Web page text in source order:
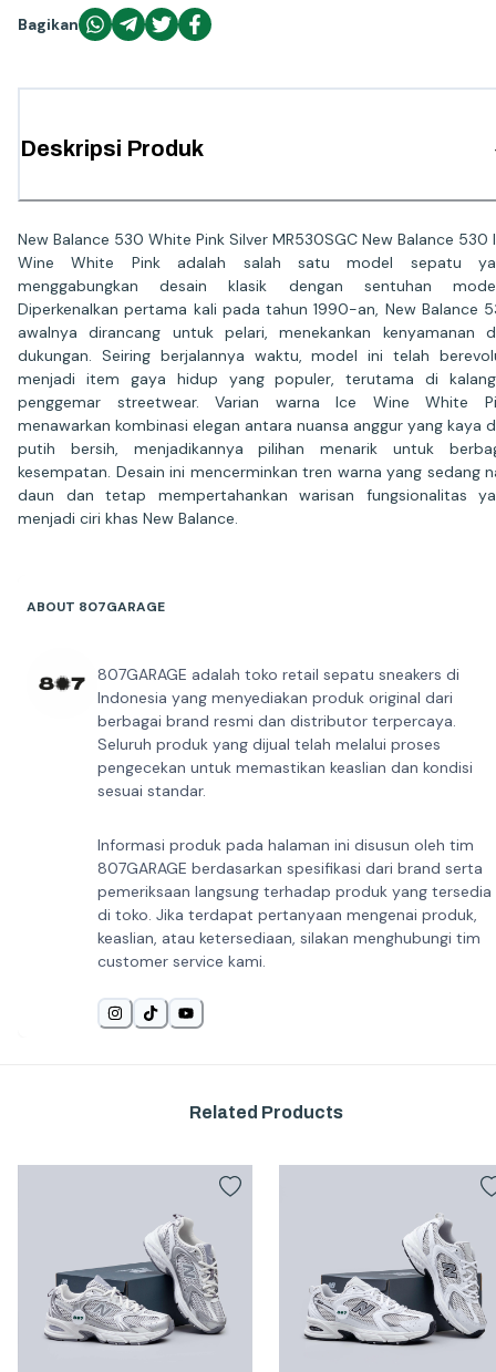
Bagikan
Deskripsi Produk
New Balance 530 White Pink Silver MR530SGC New Balance 530
Wine White Pink adalah salah satu model sepatu
menggabungkan desain klasik dengan sentuhan
Diperkenalkan pertama kali pada tahun 1990-an, New Balance
awalnya dirancang untuk pelari, menekankan kenyamanan
dukungan. Seiring berjalannya waktu, model ini telah
menjadi item gaya hidup yang populer, terutama di
penggemar streetwear. Varian warna Ice Wine White
menawarkan kombinasi elegan antara nuansa anggur yang kaya
putih bersih, menjadikannya pilihan menarik untuk
kesempatan. Desain ini mencerminkan tren warna yang sedang
daun dan tetap mempertahankan warisan fungsionalitas
menjadi ciri khas New Balance.
ABOUT 807GARAGE
807GARAGE adalah toko retail sepatu sneakers di
Indonesia yang menyediakan produk original dari
berbagai brand resmi dan distributor terpercaya.
Seluruh produk yang dijual telah melalui proses
pengecekan untuk memastikan keaslian dan kondisi
sesuai standar.
Informasi produk pada halaman ini disusun oleh tim
807GARAGE berdasarkan spesifikasi dari brand serta
pemeriksaan langsung terhadap produk yang tersedia
di toko. Jika terdapat pertanyaan mengenai produk,
keaslian, atau ketersediaan, silakan menghubungi tim
customer service kami.
Related Products